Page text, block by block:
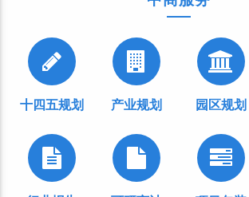
十四五规划 产业规划 园区规划